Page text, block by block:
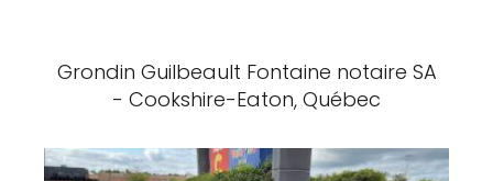
Grondin Guilbeault Fontaine notaire SA
- Cookshire-Eaton, Québec